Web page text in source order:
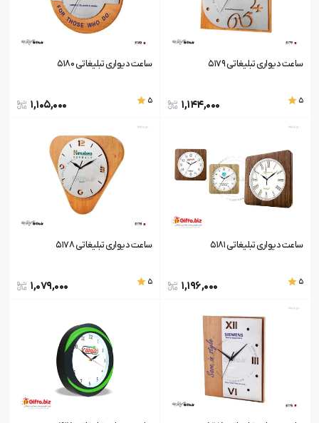
ساعت دیواری تبلیغاتی 5179
5
1,144,000
ساعت دیواری تبلیغاتی 5180
5
1,105,000
ساعت دیواری تبلیغاتی 5181
5
1,196,000
ساعت دیواری تبلیغاتی 5178
5
1,079,000